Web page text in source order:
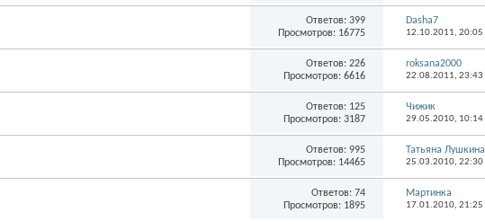
Ответов: 399
Просмотров: 16775
Dasha7
12.10.2011, 20:05
Ответов: 226
Просмотров: 6616
roksana2000
22.08.2011, 23:43
Ответов: 125
Просмотров: 3187
Чижик
29.05.2010, 10:14
Ответов: 995
Просмотров: 14465
Татьяна Лушкина
25.03.2010, 22:30
Ответов: 74
Просмотров: 1895
Мартинка
17.01.2010, 21:25